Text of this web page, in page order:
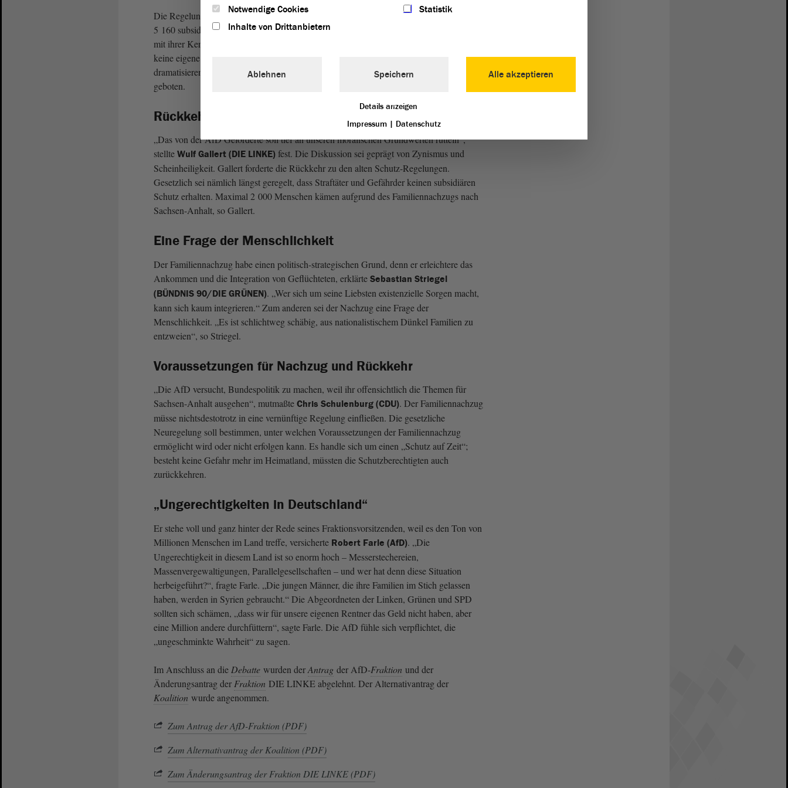
Die Regelungen für den Familiennachzug würden nicht in Sachsen-Anhalt beschlossen.
5 160 subsidiär Schutzbedürftige gebe es in Sachsen-Anhalt, die meisten von ihnen seien
mit ihrer Kernfamilie hier. Die auf im
keine eigene Familie gründen können, so Erben. Man solle integrieren und nicht
dramatisieren; der Familiennachzug sei nicht nur nützlich, sondern auch moralisch
geboten.
Rückkehr zu alten Regelungen
„Das von der AfD Geforderte soll tief an unseren moralischen Grundwerten rütteln“,
stellte Wulf Gallert (DIE LINKE) fest. Die Diskussion sei geprägt von Zynismus und
Scheinheiligkeit. Gallert forderte die Rückkehr zu den alten Schutz-Regelungen.
Gesetzlich sei nämlich längst geregelt, dass Straftäter und Gefährder keinen subsidiären
Schutz erhalten. Maximal 2 000 Menschen kämen aufgrund des Familiennachzugs nach
Sachsen-Anhalt, so Gallert.
Eine Frage der Menschlichkeit
Der Familiennachzug habe einen politisch-strategischen Grund, denn er erleichtere das
Ankommen und die Integration von Geflüchteten, erklärte Sebastian Striegel
(BÜNDNIS 90/DIE GRÜNEN). „Wer sich um seine Liebsten existenzielle Sorgen macht,
kann sich kaum integrieren.“ Zum anderen sei der Nachzug eine Frage der
Menschlichkeit. „Es ist schlichtweg schäbig, aus nationalistischem Dünkel Familien zu
entzweien“, so Striegel.
Voraussetzungen für Nachzug und Rückkehr
„Die AfD versucht, Bundespolitik zu machen, weil ihr offensichtlich die Themen für
Sachsen-Anhalt ausgehen“, mutmaßte Chris Schulenburg (CDU). Der Familiennachzug
müsse nichtsdestotrotz in eine vernünftige Regelung einfließen. Die gesetzliche
Neuregelung soll bestimmen, unter welchen Voraussetzungen der Familiennachzug
ermöglicht wird oder nicht erfolgen kann. Es handle sich um einen „Schutz auf Zeit“;
besteht keine Gefahr mehr im Heimatland, müssten die Schutzberechtigten auch
zurückkehren.
„Ungerechtigkeiten in Deutschland“
Er stehe voll und ganz hinter der Rede seines Fraktionsvorsitzenden, weil es den Ton von
Millionen Menschen im Land treffe, versicherte Robert Farle (AfD). „Die
Ungerechtigkeit in diesem Land ist so enorm hoch – Messerstechereien,
Massenvergewaltigungen, Parallelgesellschaften – und wer hat denn diese Situation
herbeigeführt?“, fragte Farle. „Die jungen Männer, die ihre Familien im Stich gelassen
haben, werden in Syrien gebraucht.“ Die Abgeordneten der Linken, Grünen und SPD
sollten sich schämen, „dass wir für unsere eigenen Rentner das Geld nicht haben, aber
eine Million andere durchfüttern“, sagte Farle. Die AfD fühle sich verpflichtet, die
„ungeschminkte Wahrheit“ zu sagen.
Im Anschluss an die Debatte wurden derAntrag der AfD-Fraktion und der
Änderungsantrag der Fraktion DIE LINKE abgelehnt. Der Alternativantrag der
Koalition wurde angenommen.
Zum Antrag der AfD-Fraktion (PDF)
Zum Alternativantrag der Koalition (PDF)
Zum Änderungsantrag der Fraktion DIE LINKE (PDF)
Notwendige Cookies
Statistik
Inhalte von Drittanbietern
Alle akzeptieren
Ablehnen Speichern
Details anzeigen
Impressum | Datenschutz